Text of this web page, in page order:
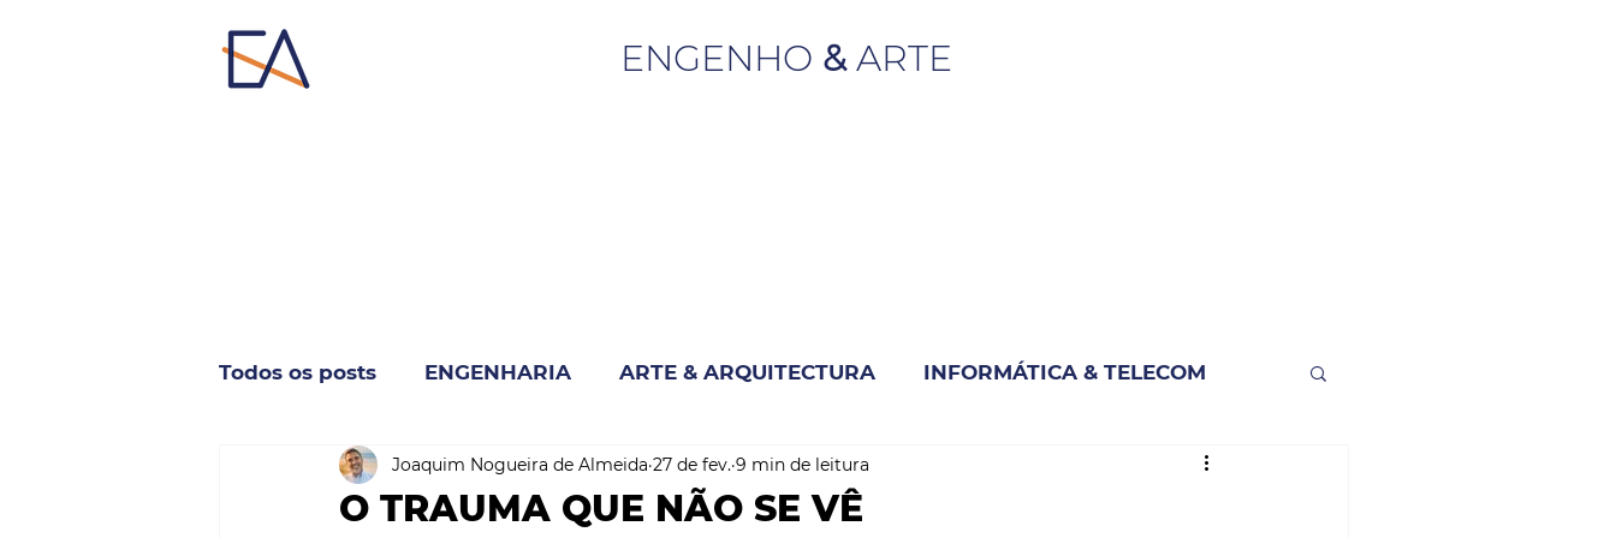
ENGENHO &ARTE
Todos os posts ENGENHARIA ARTE & ARQUITECTURA INFORMÁTICA & TELECOM
INDUSTRIA & NEGÓCIO INOVAÇÃO & SUSTENTABILIDADE
O TRAUMA QUE NÃO SE VÊ
Joaquim Nogueira de Almeida 27 de fev. 9 min de leitura